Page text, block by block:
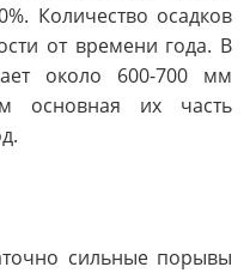
Количество осадков
от времени года. В
около 600-700 мм
основная их часть
сильные порывы